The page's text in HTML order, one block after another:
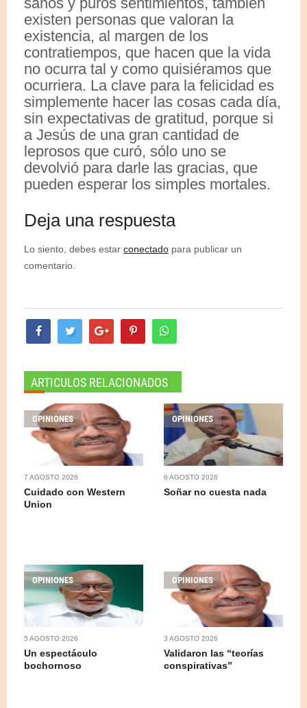
existen personas que valoran la
existencia, al margen de los
contratiempos, que hacen que la vida
no ocurra tal y como quisiéramos que
ocurriera. La clave para la felicidad es
simplemente hacer las cosas cada día,
sin expectativas de gratitud, porque si
a Jesús de una gran cantidad de
leprosos que curó, sólo uno se
devolvió para darle las gracias, que
pueden esperar los simples mortales.
Deja una respuesta
Lo siento, debes estar conectado para publicar un
comentario.
ARTICULOS RELACIONADOS
OPINIONES
7 AGOSTO 2026
Cuidado con Western
Union
OPINIONES
6 AGOSTO 2026
Soñar no cuesta nada
OPINIONES
5 AGOSTO 2026
Un espectáculo
bochornoso
OPINIONES
3 AGOSTO 2026
Validaron las “teorías
conspirativas”